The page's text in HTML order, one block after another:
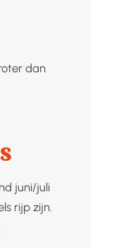
dan
juni/juli
rijp zijn.